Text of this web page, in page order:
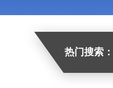
热门搜索：